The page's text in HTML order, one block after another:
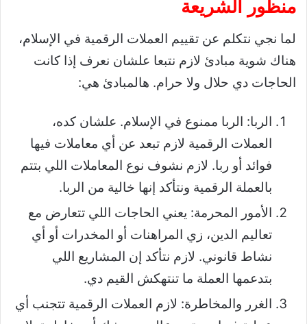
منظور الشريعة
لما نجي نتكلم عن تقييم العملات الرقمية في الإسلام،
هناك شوية مبادئ لازم نتبعا علشان نعرف إذا كانت
الحاجات دي حلال ولا حرام. هالمبادئ هي:
الربا: الربا ممنوع في الإسلام. علشان كده،
العملات الرقمية لازم تبعد عن أي معاملات فيها
فوائد أو ربا. لازم نشوف نوع المعاملات اللي بتتم
بالعملة الرقمية ونتأكد إنها خالية من الربا.
الأمور المحرمة: يعني الحاجات اللي تتعارض مع
تعاليم الدين، زي المراهنات أو المخدرات أو أي
نشاط قانوني. لازم نتأكد إن المشاريع اللي
بتدعمها العملة ما تنتهكش القيم دي.
الغرر والمخاطرة: لازم العملات الرقمية تتجنب أي